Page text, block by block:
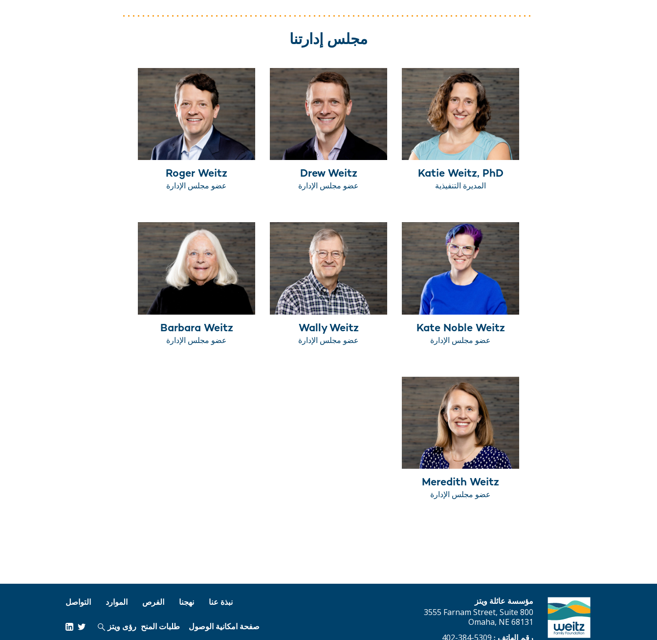
مجلس إدارتنا
Katie Weitz, PhD
المديرة التنفيذية
Drew Weitz
عضو مجلس الإدارة
Roger Weitz
عضو مجلس الإدارة
Kate Noble Weitz
عضو مجلس الإدارة
Wally Weitz
عضو مجلس الإدارة
Barbara Weitz
عضو مجلس الإدارة
Meredith Weitz
عضو مجلس الإدارة
مؤسسة عائلة ويتز
3555 Farnam Street, Suite 800
Omaha, NE 68131
5309-384-402
نبذة عنا نهجنا الفرص الموارد التواصل
صفحة امكانية الوصول طلبات المنح رؤى ويتز بحث